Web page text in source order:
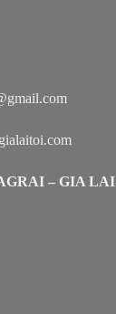
– GIA LAI